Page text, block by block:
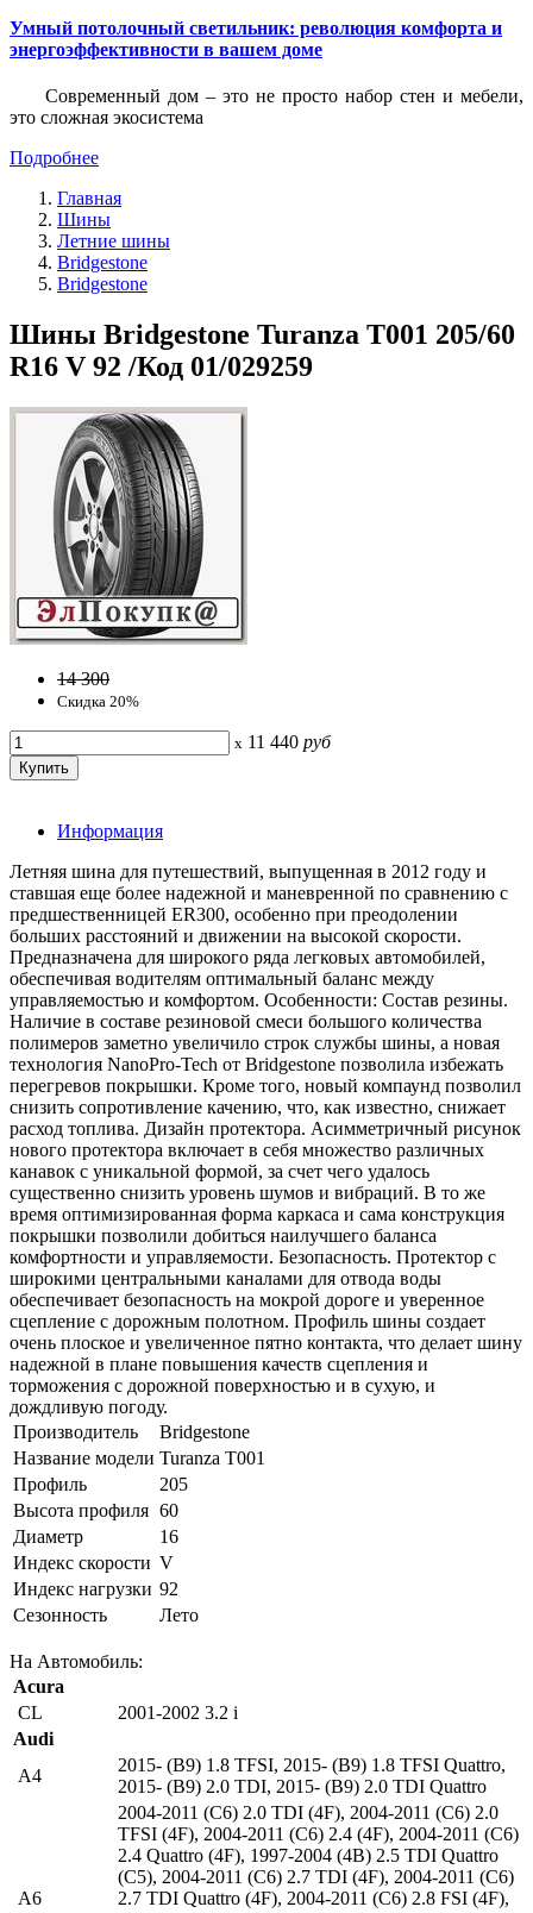
Умный потолочный светильник: революция комфорта и
энергоэффективности в вашем доме
Современный дом – это не просто набор стен и мебели,
это сложная экосистема
Подробнее
Главная
Шины
Летние шины
Bridgestone
Bridgestone
Шины Bridgestone Turanza T001 205/60
R16 V 92 /Код 01/029259
14 300
Скидка 20%
x 11 440 руб
Информация
Летняя шина для путешествий, выпущенная в 2012 году и
ставшая еще более надежной и маневренной по сравнению с
предшественницей ER300, особенно при преодолении
больших расстояний и движении на высокой скорости.
Предназначена для широкого ряда легковых автомобилей,
обеспечивая водителям оптимальный баланс между
управляемостью и комфортом. Особенности: Состав резины.
Наличие в составе резиновой смеси большого количества
полимеров заметно увеличило строк службы шины, а новая
технология NanoPro-Tech от Bridgestone позволила избежать
перегревов покрышки. Кроме того, новый компаунд позволил
снизить сопротивление качению, что, как известно, снижает
расход топлива. Дизайн протектора. Асимметричный рисунок
нового протектора включает в себя множество различных
канавок с уникальной формой, за счет чего удалось
существенно снизить уровень шумов и вибраций. В то же
время оптимизированная форма каркаса и сама конструкция
покрышки позволили добиться наилучшего баланса
комфортности и управляемости. Безопасность. Протектор с
широкими центральными каналами для отвода воды
обеспечивает безопасность на мокрой дороге и уверенное
сцепление с дорожным полотном. Профиль шины создает
очень плоское и увеличенное пятно контакта, что делает шину
надежной в плане повышения качеств сцепления и
торможения с дорожной поверхностью и в сухую, и
дождливую погоду.
Производитель
Bridgestone
Название модели Turanza T001
Профиль
205
Высота профиля 60
Диаметр
16
Индекс скорости V
Индекс нагрузки 92
Сезонность
Лето
На Автомобиль:
Acura
CL
2001-2002 3.2 i
Audi
A4
2015- (B9) 1.8 TFSI, 2015- (B9) 1.8 TFSI Quattro,
2015- (B9) 2.0 TDI, 2015- (B9) 2.0 TDI Quattro
A6
2004-2011 (C6) 2.0 TDI (4F), 2004-2011 (C6) 2.0
TFSI (4F), 2004-2011 (C6) 2.4 (4F), 2004-2011 (C6)
2.4 Quattro (4F), 1997-2004 (4B) 2.5 TDI Quattro
(C5), 2004-2011 (C6) 2.7 TDI (4F), 2004-2011 (C6)
2.7 TDI Quattro (4F), 2004-2011 (C6) 2.8 FSI (4F),